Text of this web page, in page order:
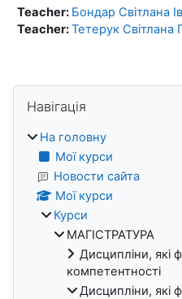
Teacher: Бондар Світлана
Teacher:Тетерук Світлана
Блоки
Навігація
На головну
Мої курси
Новости сайта
Мої курси
Курси
МАГІСТРАТУРА
Дисципліни, які
компетентності
Дисципліни, які